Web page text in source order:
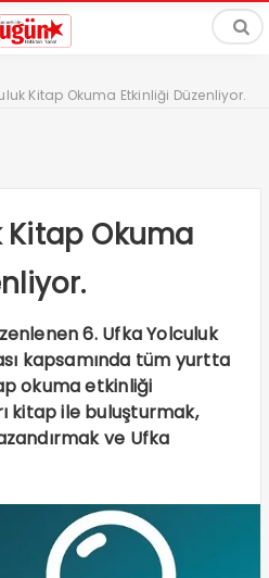
Kitap Okuma Etkinliği Düzenliyor.
Kitap Okuma
6. Ufka Yolculuk
kapsamında tüm yurtta
okuma etkinliği
kitap ile buluşturmak,
ve Ufka